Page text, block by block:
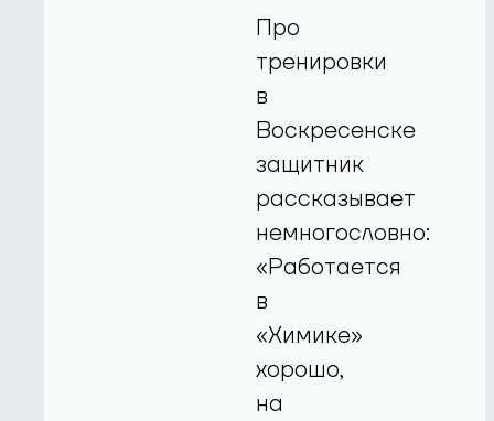
Про
тренировки
в
Воскресенске
защитник
рассказывает
немногословно:
«Работается
в
«Химике»
хорошо,
на